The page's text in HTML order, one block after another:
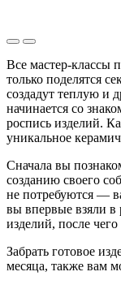
Все мастер-классы
только поделятся
создадут теплую и
начинается со
роспись изделий.
уникальное
Сначала вы
созданию своего
не потребуются —
вы впервые взяли в
изделий, после
Забрать готовое
месяца, также вам